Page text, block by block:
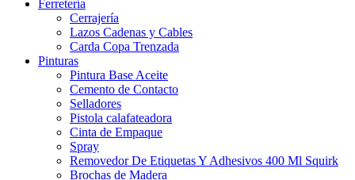
Ferretería
Cerrajería
Lazos Cadenas y Cables
Carda Copa Trenzada
Pinturas
Pintura Base Aceite
Cemento de Contacto
Selladores
Pistola calafateadora
Cinta de Empaque
Spray
Removedor De Etiquetas Y Adhesivos 400 Ml Squirk
Brochas de Madera